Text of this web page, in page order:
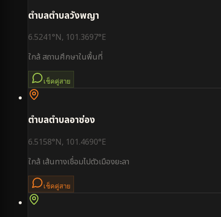
ตำบลตำบลวังพญา
6.5241°N, 101.3697°E
ใกล้สถานศึกษาในพื้นที่
เช็คคู่สาย
ตำบลตำบลอาซ่อง
6.5158°N, 101.4690°E
ใกล้ เส้นทางเชื่อมไปตัวเมืองยะลา
เช็คคู่สาย